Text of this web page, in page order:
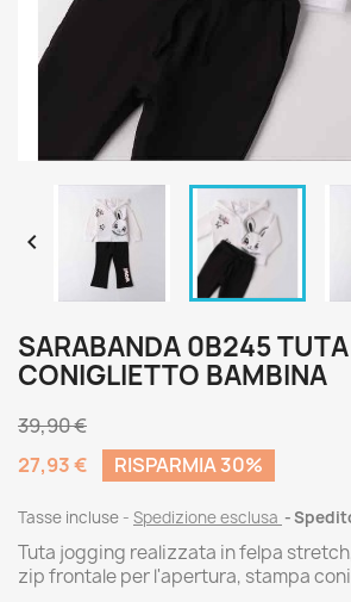

SARABANDA 0B245
CONIGLIETTO BAMBINA
39,90 €
27,93 €
RISPARMIA 30%
Tasse incluse Spedizione esclusa
Tuta jogging realizzata in felpa
zip frontale per l'apertura, stampa